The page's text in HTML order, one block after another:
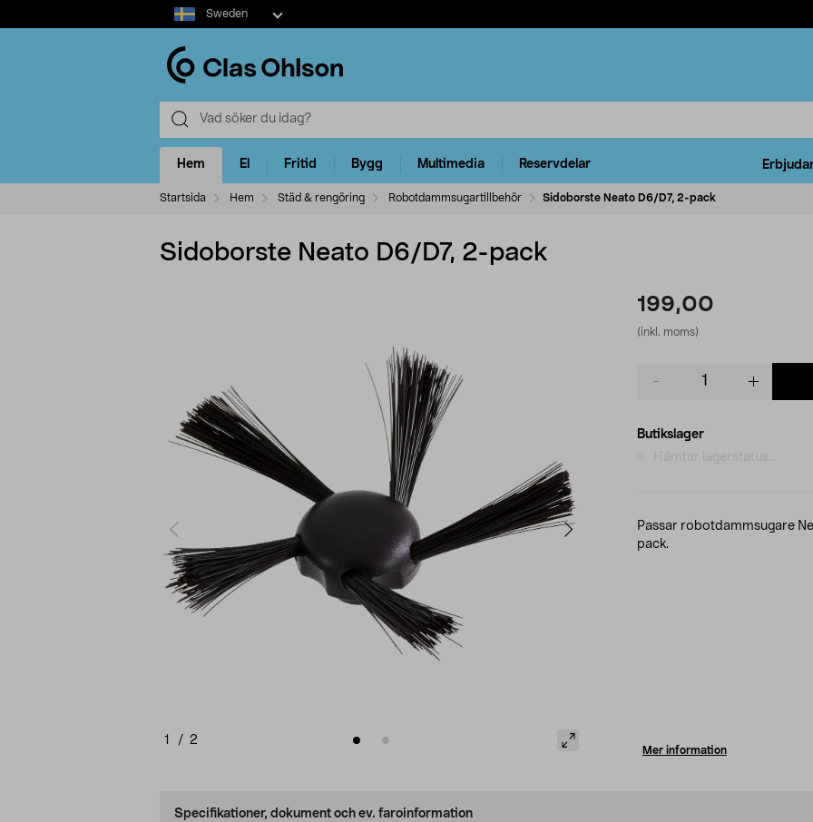
Select
market
Sweden
Hem El Fritid Bygg Multimedia Reservdelar
Startsida Hem Städ & rengöring Robotdammsugartillbehör Sidoborste Neato D6/D7, 2-pack
Sidoborste Neato D6/D7, 2-pack
1 / 2
199,00
(inkl. moms)
Butikslager
Passar robotdammsugare
pack.
Mer information
Specifikationer, dokument och ev. faroinformation